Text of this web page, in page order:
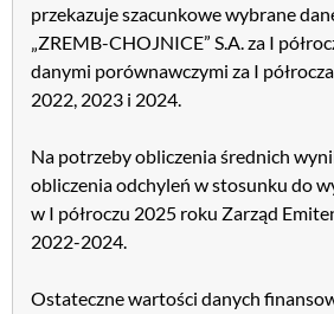
przekazuje szacunkowe wybrane
„ZREMB-CHOJNICE” S.A. za I
danymi porównawczymi za I
2022, 2023 i 2024.
Na potrzeby obliczenia średnich
obliczenia odchyleń w stosunku do
w I półroczu 2025 roku Zarząd
2022-2024.
Ostateczne wartości danych